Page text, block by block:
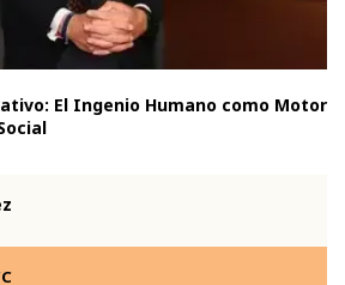
El Ingenio Humano como Motor